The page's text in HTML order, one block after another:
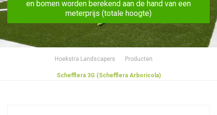
en bomen worden berekend aan de hand van een
meterprijs (totale hoogte)
Hoekstra Landscapers Producten
Schefflera 3G (Schefflera Arboricola)